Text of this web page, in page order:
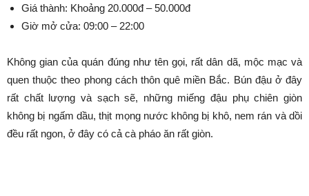
Giá thành: Khoảng 20.000đ – 50.000đ
Giờ mở cửa: 09:00 – 22:00
Không gian của quán đúng như tên gọi, rất dân dã, mộc mạc và
quen thuộc theo phong cách thôn quê miền Bắc. Bún đậu ở đây
rất chất lượng và sạch sẽ, những miếng đậu phụ chiên giòn
không bị ngấm dầu, thịt mọng nước không bị khô, nem rán và dồi
đều rất ngon, ở đây có cả cà pháo ăn rất giòn.